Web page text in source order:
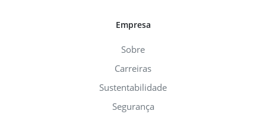
Empresa
Sobre
Carreiras
Sustentabilidade
Segurança